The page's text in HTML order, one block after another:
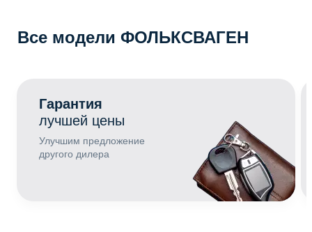
Все модели ФОЛЬКСВАГЕН
Гарантия
лучшей цены
Улучшим предложение
другого дилера